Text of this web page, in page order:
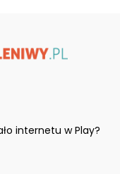
internetu w Play?